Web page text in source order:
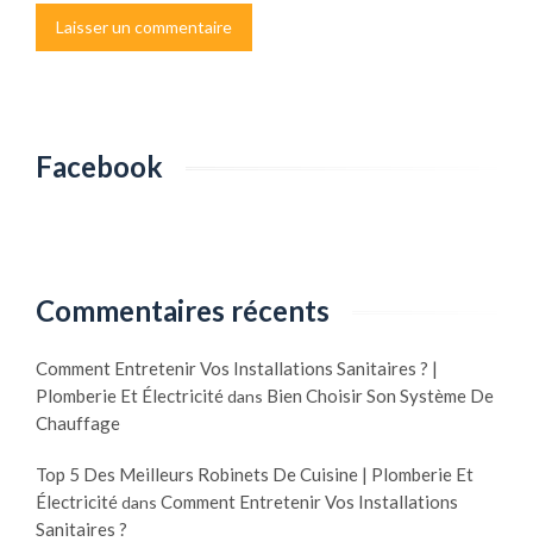
Facebook
Commentaires récents
Comment Entretenir Vos Installations Sanitaires ? |
Plomberie Et Électricitédans Bien Choisir Son Système De
Chauffage
Top 5 Des Meilleurs Robinets De Cuisine | Plomberie Et
Électricitédans Comment Entretenir Vos Installations
Sanitaires ?